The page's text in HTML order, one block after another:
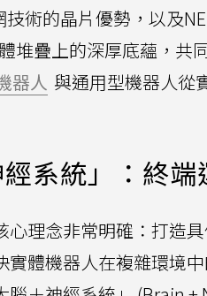
術的晶片優勢，以及
堆疊上的深厚底蘊，共
器人 與通用型機器人從
經系統」：終
心理念非常明確：打造
實體機器人在複雜環境